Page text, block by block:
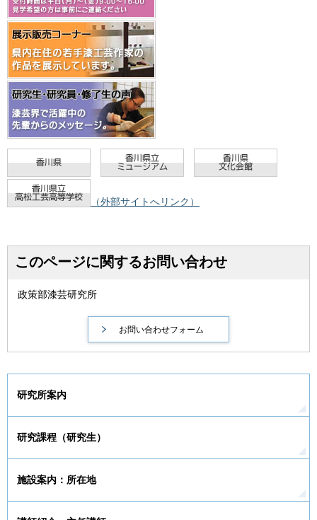
（外部サイトへリンク）
このページに関するお問い合わせ
政策部漆芸研究所
研究所案内
研究課程（研究生）
施設案内：所在地